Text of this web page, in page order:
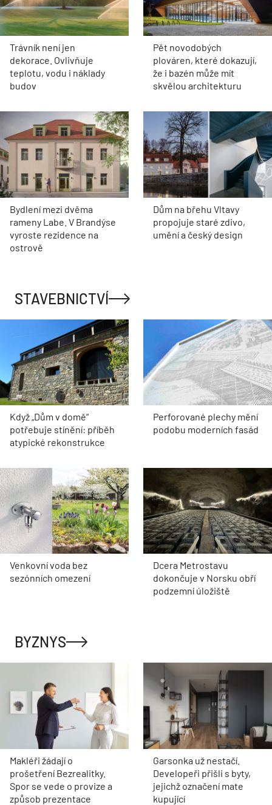
Trávník není jen
dekorace. Ovlivňuje
teplotu, vodu i náklady
budov
Pět novodobých
plováren, které dokazují,
že i bazén může mít
skvělou architekturu
Bydlení mezi dvěma
rameny Labe. V Brandýse
vyroste rezidence na
ostrově
Dům na břehu Vltavy
propojuje staré zdivo,
umění a český design
STAVEBNICTVÍ
Když „Dům v domě“
potřebuje stínění: příběh
atypické rekonstrukce
Perforované plechy mění
podobu moderních fasád
Venkovní voda bez
sezónních omezení
Dcera Metrostavu
dokončuje v Norsku obří
podzemní úložiště
BYZNYS
Makléři žádají o
prošetření Bezrealitky.
Spor se vede o provize a
způsob prezentace
Garsonka už nestačí.
Developeři přišli s byty,
jejichž označení mate
kupující